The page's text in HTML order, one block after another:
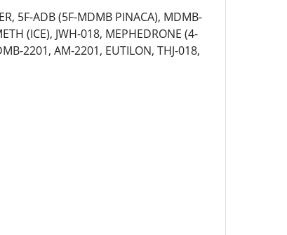
5F-ADB (5F-MDMB PINACA), MDMB-
(ICE), JWH-018, MEPHEDRONE (4-
2201, AM-2201, EUTILON, THJ-018,